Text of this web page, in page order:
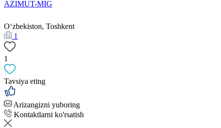
AZIMUT-MIG
Oʻzbekiston, Toshkent
1
1
Tavsiya eting
Arizangizni yuboring
Kontaktlarni ko'rsatish